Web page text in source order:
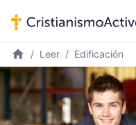
Leer Edificación